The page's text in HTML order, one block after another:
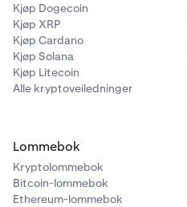
Kjøp Dogecoin
Kjøp XRP
Kjøp Cardano
Kjøp Solana
Kjøp Litecoin
Alle kryptoveiledninger
Lommebok
Kryptolommebok
Bitcoin-lommebok
Ethereum-lommebok